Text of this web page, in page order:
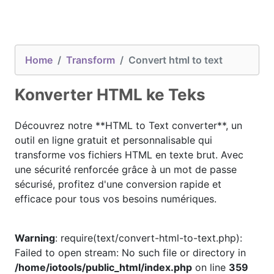
Home Transform Convert html to text
Konverter HTML ke Teks
Découvrez notre **HTML to Text converter**, un
outil en ligne gratuit et personnalisable qui
transforme vos fichiers HTML en texte brut. Avec
une sécurité renforcée grâce à un mot de passe
sécurisé, profitez d'une conversion rapide et
efficace pour tous vos besoins numériques.
Warning: require(text/convert-html-to-text.php):
Failed to open stream: No such file or directory in
/home/iotools/public_html/index.php on line 359